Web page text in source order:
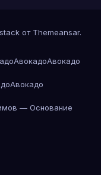
от Themeansar.
АвокадоАвокадо
Авокадо
— Основание